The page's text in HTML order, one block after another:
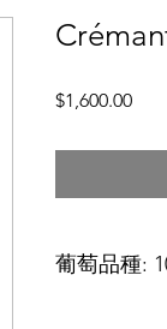
$1,600.00價
葡萄品種: